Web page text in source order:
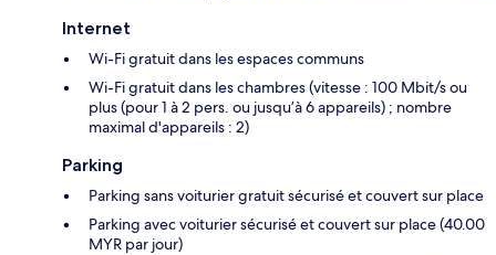
Internet
Wi-Fi gratuit dans les espaces communs
Wi-Fi gratuit dans les chambres (vitesse : 100 Mbit/s ou
plus (pour 1 à 2 pers. ou jusqu’à 6 appareils) ; nombre
maximal d'appareils : 2)
Parking
Parking sans voiturier gratuit sécurisé et couvert sur place
Parking avec voiturier sécurisé et couvert sur place (40.00
MYR par jour)